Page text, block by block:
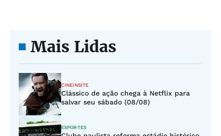
Mais Lidas
CINEINSITE
Clássico de ação chega à Netflix para
salvar seu sábado (08/08)
ESPORTES